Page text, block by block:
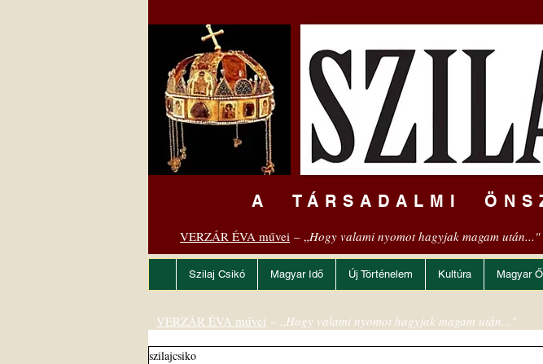
A TÁRSADALMI
VERZÁR ÉVA művei – „Hogy valami nyomot hagyjak magam után..."
Szilaj Csikó Magyar Idő Új Történelem Kultúra Magyar
szilajcsiko
VERZÁR ÉVA művei – „Hogy valami nyomot hagyjak magam után..."